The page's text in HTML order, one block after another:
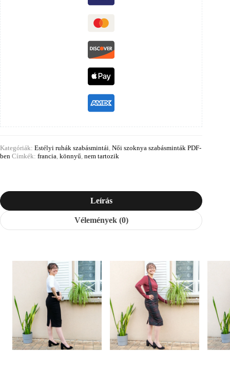
Kategóriák: Estélyi ruhák szabásmintái Női szoknya szabásminták PDF-
ben Címkék: francia könnyű nem tartozik
Leírás
Vélemények (0)